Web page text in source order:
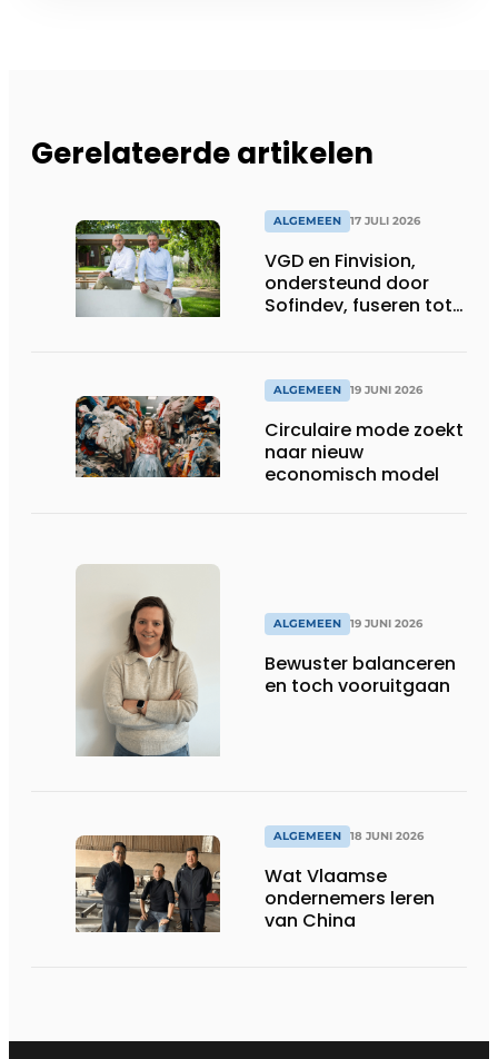
Gerelateerde artikelen
ALGEMEEN 17 JULI 2026
VGD en Finvision,
ondersteund door
Sofindev, fuseren tot
ALGEMEEN 19 JUNI 2026
Circulaire mode zoekt
naar nieuw
economisch model
ALGEMEEN 19 JUNI 2026
Bewuster balanceren
en toch vooruitgaan
ALGEMEEN 18 JUNI 2026
Wat Vlaamse
ondernemers leren
van China